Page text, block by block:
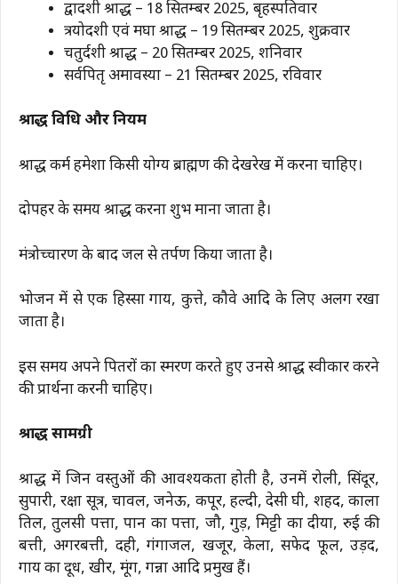
द्वादशी श्राद्ध – 18 सितम्बर 2025, बृहस्पतिवार
त्रयोदशी एवं मघा श्राद्ध – 19 सितम्बर 2025, शुक्रवार
चतुर्दशी श्राद्ध – 20 सितम्बर 2025, शनिवार
सर्वपितृ अमावस्या – 21 सितम्बर 2025, रविवार
श्राद्ध विधि और नियम
श्राद्ध कर्म हमेशा किसी योग्य ब्राह्मण की देखरेख में करना चाहिए।
दोपहर के समय श्राद्ध करना शुभ माना जाता है।
मंत्रोच्चारण के बाद जल से तर्पण किया जाता है।
भोजन में से एक हिस्सा गाय, कुत्ते, कौवे आदि के लिए अलग रखा
जाता है।
इस समय अपने पितरों का स्मरण करते हुए उनसे श्राद्ध स्वीकार करने
की प्रार्थना करनी चाहिए।
श्राद्ध सामग्री
श्राद्ध में जिन वस्तुओं की आवश्यकता होती है, उनमें रोली, सिंदूर,
सुपारी, रक्षा सूत्र, चावल, जनेऊ, कपूर, हल्दी, देसी घी, शहद, काला
तिल, तुलसी पत्ता, पान का पत्ता, जौ, गुड़, मिट्टी का दीया, रुई की
बत्ती, अगरबत्ती, दही, गंगाजल, खजूर, केला, सफेद फूल, उड़द,
गाय का दूध, खीर, मूंग, गन्ना आदि प्रमुख हैं।